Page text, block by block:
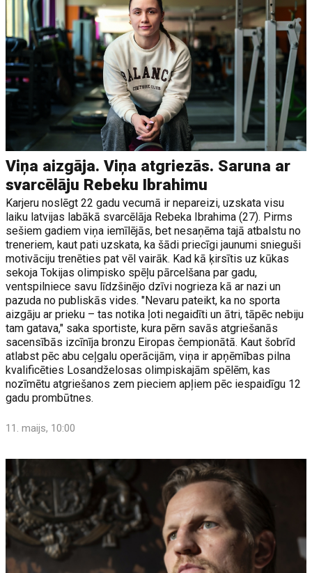
Viņa aizgāja. Viņa atgriezās. Saruna ar
svarcēlāju Rebeku Ibrahimu
Karjeru noslēgt 22 gadu vecumā ir nepareizi, uzskata visu
laiku latvijas labākā svarcēlāja Rebeka Ibrahima (27). Pirms
sešiem gadiem viņa iemīlējās, bet nesaņēma tajā atbalstu no
treneriem, kaut pati uzskata, ka šādi priecīgi jaunumi snieguši
motivāciju trenēties pat vēl vairāk. Kad kā ķirsītis uz kūkas
sekoja Tokijas olimpisko spēļu pārcelšana par gadu,
ventspilniece savu līdzšinējo dzīvi nogrieza kā ar nazi un
pazuda no publiskās vides. "Nevaru pateikt, ka no sporta
aizgāju ar prieku – tas notika ļoti negaidīti un ātri, tāpēc nebiju
tam gatava," saka sportiste, kura pērn savās atgriešanās
sacensībās izcīnīja bronzu Eiropas čempionātā. Kaut šobrīd
atlabst pēc abu ceļgalu operācijām, viņa ir apņēmības pilna
kvalificēties Losandželosas olimpiskajām spēlēm, kas
nozīmētu atgriešanos zem pieciem apļiem pēc iespaidīgu 12
gadu prombūtnes.
11. maijs, 10:00